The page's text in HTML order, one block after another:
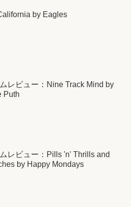
by Eagles
レビュー：Nine Track Mind by
Puth
レビュー：Pills 'n' Thrills and
by Happy Mondays